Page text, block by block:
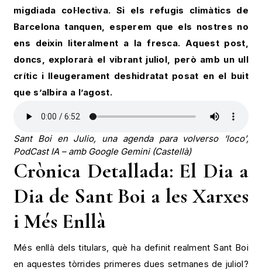
migdiada col·lectiva. Si els refugis climàtics de
Barcelona tanquen, esperem que els nostres no
ens deixin literalment a la fresca. Aquest post,
doncs, explorarà el vibrant juliol, però amb un ull
crític i lleugerament deshidratat posat en el buit
que s’albira a l’agost.
Sant Boi en Julio, una agenda para volverso ‘loco’,
PodCast IA – amb Google Gemini (Castellà)
Crònica Detallada: El Dia a
Dia de Sant Boi a les Xarxes
i Més Enllà
Més enllà dels titulars, què ha definit realment Sant Boi
en aquestes tòrrides primeres dues setmanes de juliol?